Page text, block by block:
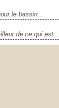
le bassin...
de ce qui est...